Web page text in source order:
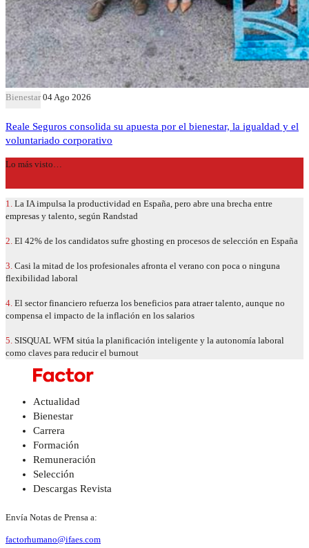
Bienestar 04 Ago 2026
Reale Seguros consolida su apuesta por el bienestar, la igualdad y el
voluntariado corporativo
Lo más visto…
1. La IA impulsa la productividad en España, pero abre una brecha entre
empresas y talento, según Randstad
2. El 42% de los candidatos sufre ghosting en procesos de selección en España
3. Casi la mitad de los profesionales afronta el verano con poca o ninguna
flexibilidad laboral
4. El sector financiero refuerza los beneficios para atraer talento, aunque no
compensa el impacto de la inflación en los salarios
5. SISQUAL WFM sitúa la planificación inteligente y la autonomía laboral
como claves para reducir el burnout
Actualidad
Bienestar
Carrera
Formación
Remuneración
Selección
Descargas Revista
Envía Notas de Prensa a:
factorhumano@ifaes.com